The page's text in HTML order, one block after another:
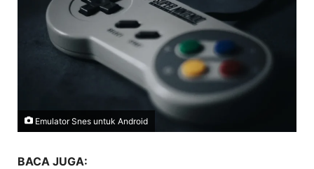
Emulator Snes untuk Android
BACA JUGA: